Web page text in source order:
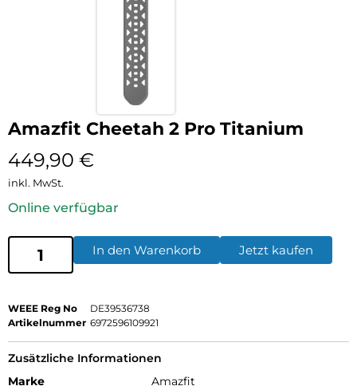
Amazfit Cheetah 2 Pro Titanium
449,90 €
inkl. MwSt.
Online verfügbar
In den Warenkorb Jetzt kaufen
WEEE Reg No
DE39536738
Artikelnummer 6972596109921
Zusätzliche Informationen
Marke
Amazfit